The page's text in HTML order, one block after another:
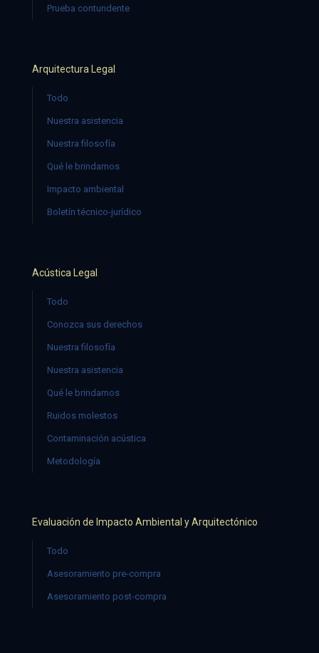
Prueba contundente
Arquitectura Legal
Todo
Nuestra asistencia
Nuestra filosofía
Qué le brindamos
Impacto ambiental
Boletín técnico-jurídico
Acústica Legal
Todo
Conozca sus derechos
Nuestra filosofía
Nuestra asistencia
Qué le brindamos
Ruidos molestos
Contaminación acústica
Metodología
Evaluación de Impacto Ambiental y Arquitectónico
Todo
Asesoramiento pre-compra
Asesoramiento post-compra